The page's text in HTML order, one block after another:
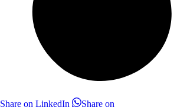
Share on LinkedIn Share on